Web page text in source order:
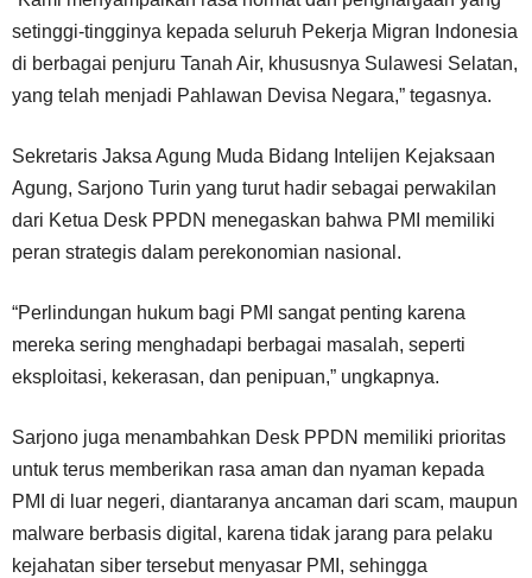
setinggi-tingginya kepada seluruh Pekerja Migran Indonesia
di berbagai penjuru Tanah Air, khususnya Sulawesi Selatan,
yang telah menjadi Pahlawan Devisa Negara,” tegasnya.
Sekretaris Jaksa Agung Muda Bidang Intelijen Kejaksaan
Agung, Sarjono Turin yang turut hadir sebagai perwakilan
dari Ketua Desk PPDN menegaskan bahwa PMI memiliki
peran strategis dalam perekonomian nasional.
“Perlindungan hukum bagi PMI sangat penting karena
mereka sering menghadapi berbagai masalah, seperti
eksploitasi, kekerasan, dan penipuan,” ungkapnya.
Sarjono juga menambahkan Desk PPDN memiliki prioritas
untuk terus memberikan rasa aman dan nyaman kepada
PMI di luar negeri, diantaranya ancaman dari scam, maupun
malware berbasis digital, karena tidak jarang para pelaku
kejahatan siber tersebut menyasar PMI, sehingga